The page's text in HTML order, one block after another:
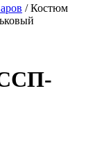
/ Костюм